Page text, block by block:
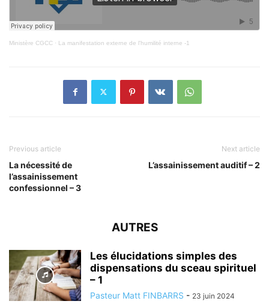
Ministère CGCC · La manifestation externe de l'humilité interne -1
Previous article
La nécessité de
l’assainissement
confessionnel – 3
Next article
L’assainissement auditif – 2
AUTRES
Les élucidations simples des
dispensations du sceau spirituel
– 1
Pasteur Matt FINBARRS - 23 juin 2024